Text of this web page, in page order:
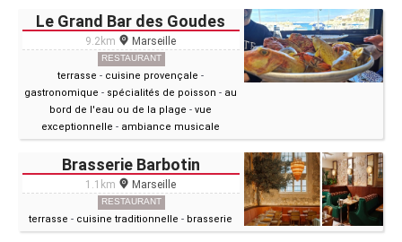
Le Grand Bar des Goudes
9.2km Marseille
RESTAURANT
terrasse - cuisine provençale -
gastronomique - spécialités de poisson - au
bord de l'eau ou de la plage -vue
exceptionnelle - ambiance musicale
Brasserie Barbotin
1.1km Marseille
RESTAURANT
terrasse - cuisine traditionnelle - brasserie